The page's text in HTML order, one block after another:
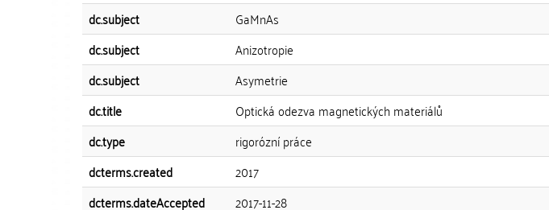
dc.subject
GaMnAs
dc.subject
Anizotropie
dc.subject
Asymetrie
dc.title
Optická odezva magnetických materiálů
dc.type
rigorózní práce
dcterms.created
2017
dcterms.dateAccepted
2017-11-28